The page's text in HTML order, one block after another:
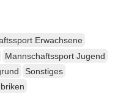
Erwachsene
Mannschaftssport Jugend
Sonstiges